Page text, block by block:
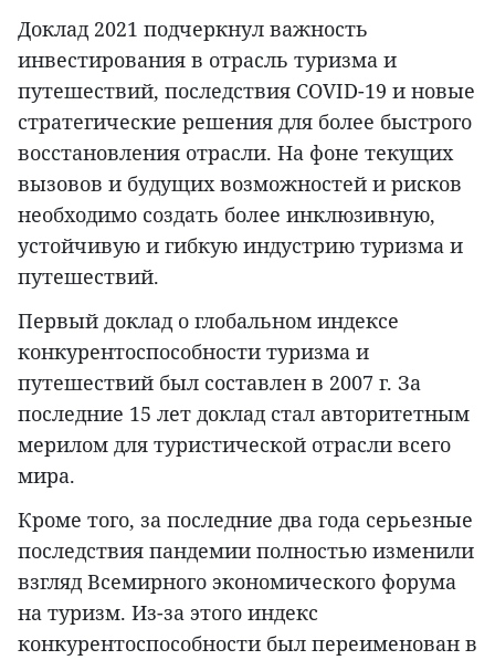
Доклад 2021 подчеркнул важность
инвестирования в отрасль туризма и
путешествий, последствия COVID-19 и новые
стратегические решения для более быстрого
восстановления отрасли. На фоне текущих
вызовов и будущих возможностей и рисков
необходимо создать более инклюзивную,
устойчивую и гибкую индустрию туризма и
путешествий.
Первый доклад о глобальном индексе
конкурентоспособности туризма и
путешествий был составлен в 2007 г. За
последние 15 лет доклад стал авторитетным
мерилом для туристической отрасли всего
мира.
Кроме того, за последние два года серьезные
последствия пандемии полностью изменили
взгляд Всемирного экономического форума
на туризм. Из-за этого индекс
конкурентоспособности был переименован в